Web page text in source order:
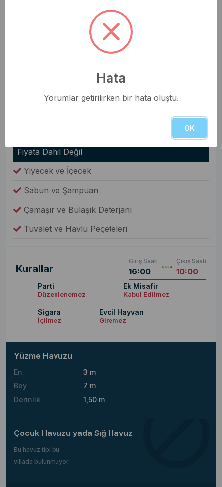
Ütü & Ütü Masası
Fiyata Dahil Değil
Yiyecek ve İçecek
Sabun ve Şampuan
Çamaşır ve Bulaşık Deterjanı
Tuvalet ve Havlu Peçeteleri
Kurallar
Giriş Saati
16:00
Çıkış Saati
10:00
Parti
Düzenlenemez
Ek Misafir
Kabul Edilmez
Sigara
İçilmez
Evcil Hayvan
Giremez
Yüzme Havuzu
En
3 m
Boy
7 m
Derinlik
1,50 m
Çocuk Havuzu yada Sığ Havuz
Bu havuz tipi bu
villada bulunmuyor.
Hata
Yorumlar getirilirken bir hata oluştu.
OK